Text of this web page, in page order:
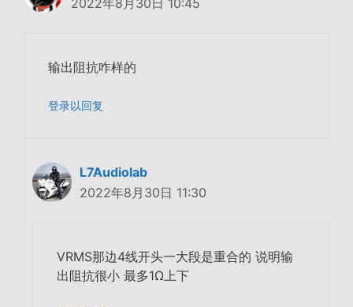
2022年8月30日 10:45
输出阻抗咋样的
登录以回复
L7Audiolab
2022年8月30日 11:30
VRMS那边4线开头一大段是重合的 说明输
出阻抗很小 最多1Ω上下